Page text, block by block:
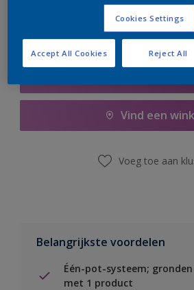
Vind een
Voeg toe aan
Belangrijkste voordelen
Één-pot-systeem;
met 1 product
Cookies Settings
Reject All
Accept All Cookies